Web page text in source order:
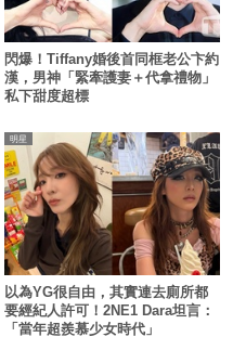
閃爆！Tiffany婚後首同框老公卞約
漢，男神「緊牽護妻＋代拿禮物」
私下甜度超標
以為YG很自由，其實連去廁所都
要經紀人許可！2NE1 Dara坦言：
「當年超羨慕少女時代」
明星